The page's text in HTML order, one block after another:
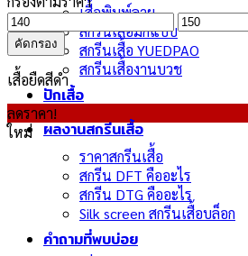
เสื้อพิมพ์ลาย
สกรีนเสื้อมีกี่แบบ
สกรีนเสื้อ YUEDPAO
สกรีนเสื้องานบวช
ปักเสื้อ
ผลงานสกรีนเสื้อ
ราคาสกรีนเสื้อ
สกรีน DFT คืออะไร
สกรีน DTG คืออะไร
Silk screen สกรีนเสื้อบล็อก
คำถามที่พบบ่อย
ราคา
ต่ำ
สุด
ราคา
สูงสุด
คัดกรอง
เสื้อยืดสีดำ
ลดราคา!
ใหม่